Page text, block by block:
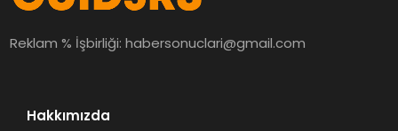
MAGAZIN
Reklam % İşbirliği:habersonuclari@gmail.com
Hakkımızda